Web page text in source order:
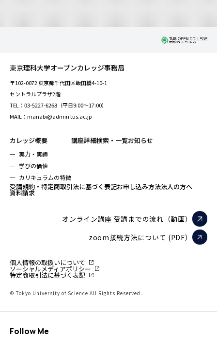
東京理科大学オープンカレッジ事務局
〒102-0072 東京都千代田区飯田橋4-10-1
セントラルプラザ2階
TEL：03-5227-6268（平日9:00～17:00）
MAIL：manabi@admin.tus.ac.jp
カレッジ概要
実力・実績
学びの価値
カリキュラムの特徴
講座詳細検索・一覧お知らせ
受講規約・特定商取引法に基づく表記お申し込み方法法人の方へ
資料請求
オンライン講座 受講までの流れ（動画）
zoom接続方法について (PDF）
個人情報の取扱いについて
ソーシャルメディアポリシー
特定商取引法に基づく表記
© Tokyo University of Science All Rights Reserved.
Follow Me